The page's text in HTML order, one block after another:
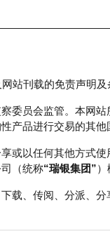
计 瑞银轮证教室
站刊载的免责声明及
委员会监管。本网站
产品进行交易的其他
或以任何其他方式
（统称“瑞银集团”
载、传阅、分派、